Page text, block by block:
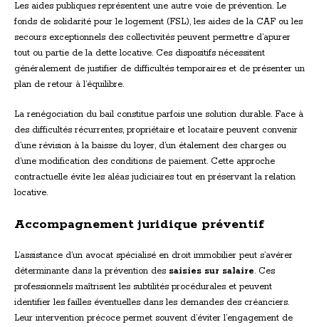
Les aides publiques représentent une autre voie de prévention. Le
fonds de solidarité pour le logement (FSL), les aides de la CAF ou les
secours exceptionnels des collectivités peuvent permettre d’apurer
tout ou partie de la dette locative. Ces dispositifs nécessitent
généralement de justifier de difficultés temporaires et de présenter un
plan de retour à l’équilibre.
La renégociation du bail constitue parfois une solution durable. Face à
des difficultés récurrentes, propriétaire et locataire peuvent convenir
d’une révision à la baisse du loyer, d’un étalement des charges ou
d’une modification des conditions de paiement. Cette approche
contractuelle évite les aléas judiciaires tout en préservant la relation
locative.
Accompagnement juridique préventif
L’assistance d’un avocat spécialisé en droit immobilier peut s’avérer
déterminante dans la prévention des saisies sur salaire. Ces
professionnels maîtrisent les subtilités procédurales et peuvent
identifier les failles éventuelles dans les demandes des créanciers.
Leur intervention précoce permet souvent d’éviter l’engagement de